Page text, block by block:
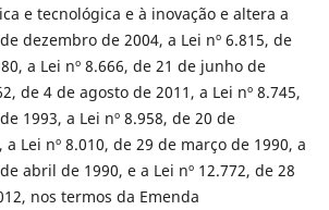
e tecnológica e à inovação e altera a
dezembro de 2004, a Lei nº 6.815, de
a Lei nº 8.666, de 21 de junho de
de 4 de agosto de 2011, a Lei nº 8.745,
1993, a Lei nº 8.958, de 20 de
Lei nº 8.010, de 29 de março de 1990, a
abril de 1990, e a Lei nº 12.772, de 28
nos termos da Emenda